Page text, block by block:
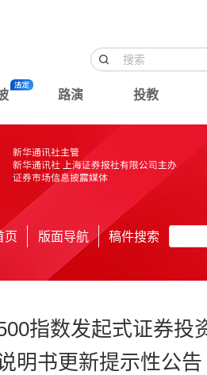
路演 投教
页 版面导航 稿件搜索
指数发起式证券投
明书更新提示性公告